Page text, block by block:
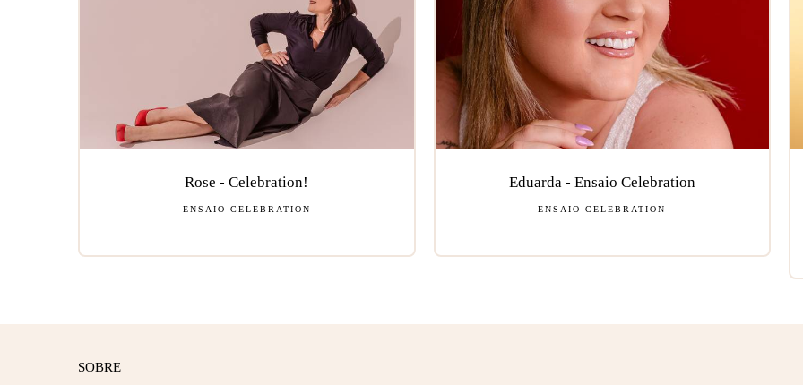
Rose - Celebration!
ENSAIO CELEBRATION
Eduarda - Ensaio Celebration
ENSAIO CELEBRATION
SOBRE